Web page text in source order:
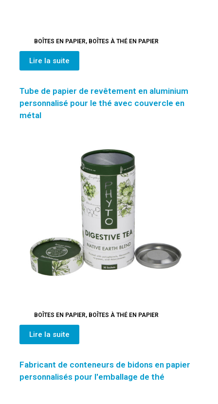
BOÎTES EN PAPIER, BOÎTES À THÉ EN PAPIER
Lire la suite
Tube de papier de revêtement en aluminium
personnalisé pour le thé avec couvercle en
métal
BOÎTES EN PAPIER, BOÎTES À THÉ EN PAPIER
Lire la suite
Fabricant de conteneurs de bidons en papier
personnalisés pour l'emballage de thé